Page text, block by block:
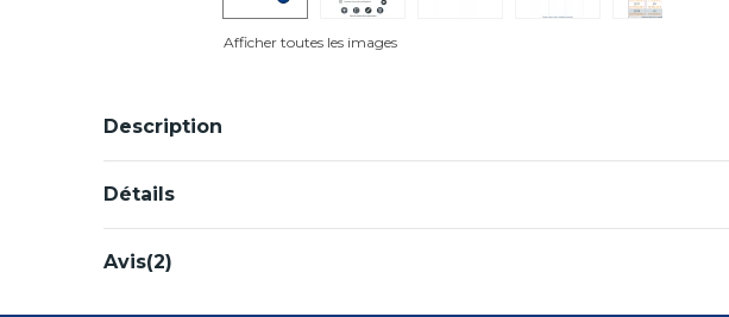
Afficher toutes les images
Description
Détails
Avis(2)